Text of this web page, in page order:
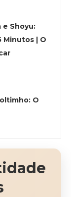
e Shoyu:
Minutos | O
O